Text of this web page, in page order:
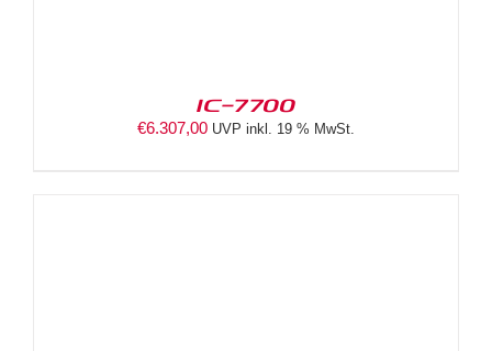
IC-7700
€6.307,00 UVP inkl. 19 % MwSt.